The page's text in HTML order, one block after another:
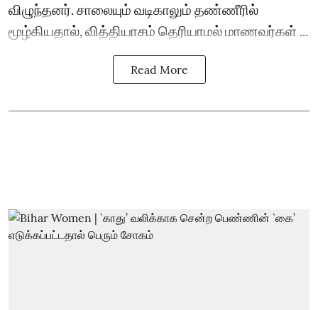
விழுந்தனர். சாலையும் வடிகாலும் தண்ணீரில்
மூழ்கியதால், வித்தியாசம் தெரியாமல் மாணவர்கள் ...
Read More